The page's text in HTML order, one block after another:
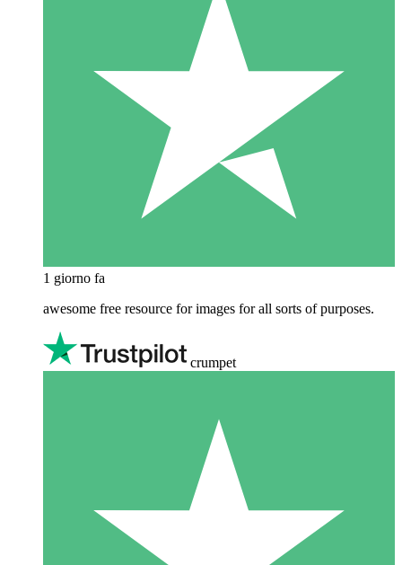
1 giorno fa
awesome free resource for images for all sorts of purposes.
crumpet